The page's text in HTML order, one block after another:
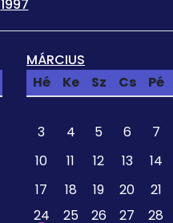
1997
MÁRCIUS
Hé
Ke Sz Cs Pé
3
4 5 6 7
10
11 12 13 14
17
18 19 20 21
24
25 26 27 28